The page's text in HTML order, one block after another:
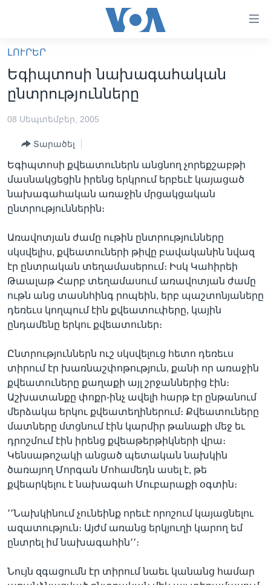
հիմնական
բովանդակությանը
անցնել
հիմնական
բովանդակությանը
բովանդակություն
ԼՈՒՐԵՐ
ՖԻԼՄԵՐ
ՖԻԼՄԵՐ
IN ENGLISH
ՄԵՐ ՄԱՍԻՆ
ՄԵՐ ՄԱՍԻՆ
«ԱՄԵՐԻԿԱՅԻ ՁԱՅՆ»-Ի ԿԱՆՈՆԱԴՐՈՒԹՅՈՒՆ
ԿԱՊ ՄԵԶ ՀԵՏ
ՈՒԿՐԱԻՆԱԿԱՆ ՊԱՏԵՐԱԶՄ
ՀԵՏԵՒԵՔ ՄԵԶ
Լեզուներ
ԼՈՒՐԵՐ
Եգիպտոսի նախագահական
ընտրությունները
08 Սեպտեմբեր, 2005
Տարածել
Եգիպտոսի քվեատուներն անցնող չորեքշաբթի
մասնակցեցին իրենց երկրում երբեւէ կայացած
նախագահական առաջին մրցակցական
ընտրություններին։
Առավոտյան ժամը ութին ընտրությունները
սկսվելիս, քվեատուների թիվը բավականին նվազ
էր ընտրական տեղամասերում։ Իսկ Կահիրեի
Թաալաթ Հարբ տեղամասում առավոտյան ժամը
ութն անց տասնհինգ րոպեին, երբ պաշտոնյաները
դեռեւս կողպում էին քվեատուփերը, կային
ընդամենը երկու քվեատուներ։
Ընտրություններն ուշ սկսվելուց հետո դեռեւս
տիրում էր խառնաշփոթություն, քանի որ առաջին
քվեատուները քաղաքի այլ շրջաններից էին։
Աշխատանքը փոքր-ինչ ավելի հարթ էր ընթանում
մերձակա երկու քվեատեղիներում։ Քվեատուները
մատները մտցնում էին կարմիր թանաքի մեջ եւ
դրոշմում էին իրենց քվեաթերթիկների վրա։
Կենսաթոշակի անցած պետական նախկին
ծառայող Մորգան Մոհամեդն ասել է, թե
քվեարկելու է նախագահ Մուբարաքի օգտին։
՚՚Նախկինում չունեինք որեւէ որոշում կայացնելու
ազատություն։ Այժմ առանց երկյուղի կարող եմ
ընտրել իմ նախագահին՚՚։
Նույն զգացումն էր տիրում նաեւ կանանց համար